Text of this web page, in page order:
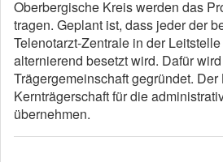
Oberbergische Kreis werden das
tragen. Geplant ist, dass jeder der
Telenotarzt-Zentrale in der
alternierend besetzt wird. Dafür
Trägergemeinschaft gegründet.
Kernträgerschaft für die
übernehmen.